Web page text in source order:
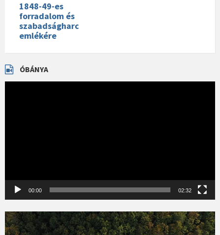
1848-49-es
forradalom és
szabadságharc
emlékére
ÓBÁNYA
00:00 02:32
Videólejátszó